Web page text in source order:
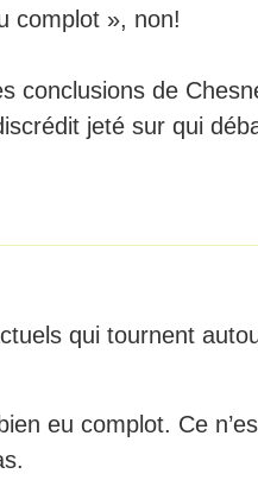
complot », non!
conclusions de
jeté sur qui
qui tournent
eu complot. Ce